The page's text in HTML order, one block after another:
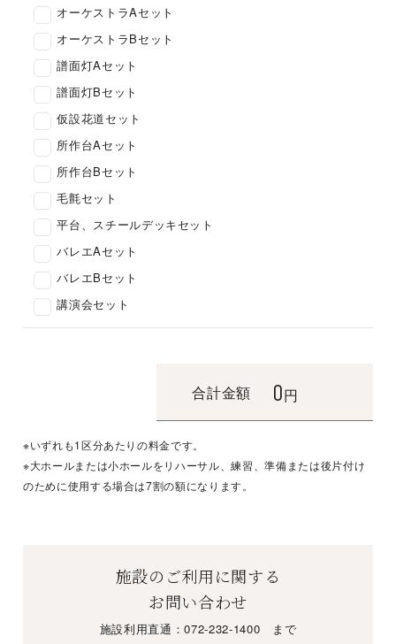
オーケストラAセット
オーケストラBセット
譜面灯Aセット
譜面灯Bセット
仮設花道セット
所作台Aセット
所作台Bセット
毛氈セット
平台、スチールデッキセット
バレエAセット
バレエBセット
講演会セット
合計金額 0
※いずれも1区分あたりの料金です。
※大ホールまたは小ホールをリハーサル、練習、準備または後片付け
のために使用する場合は7割の額になります。
施設のご利用に関する
お問い合わせ
施設利用直通：072-232-1400 まで